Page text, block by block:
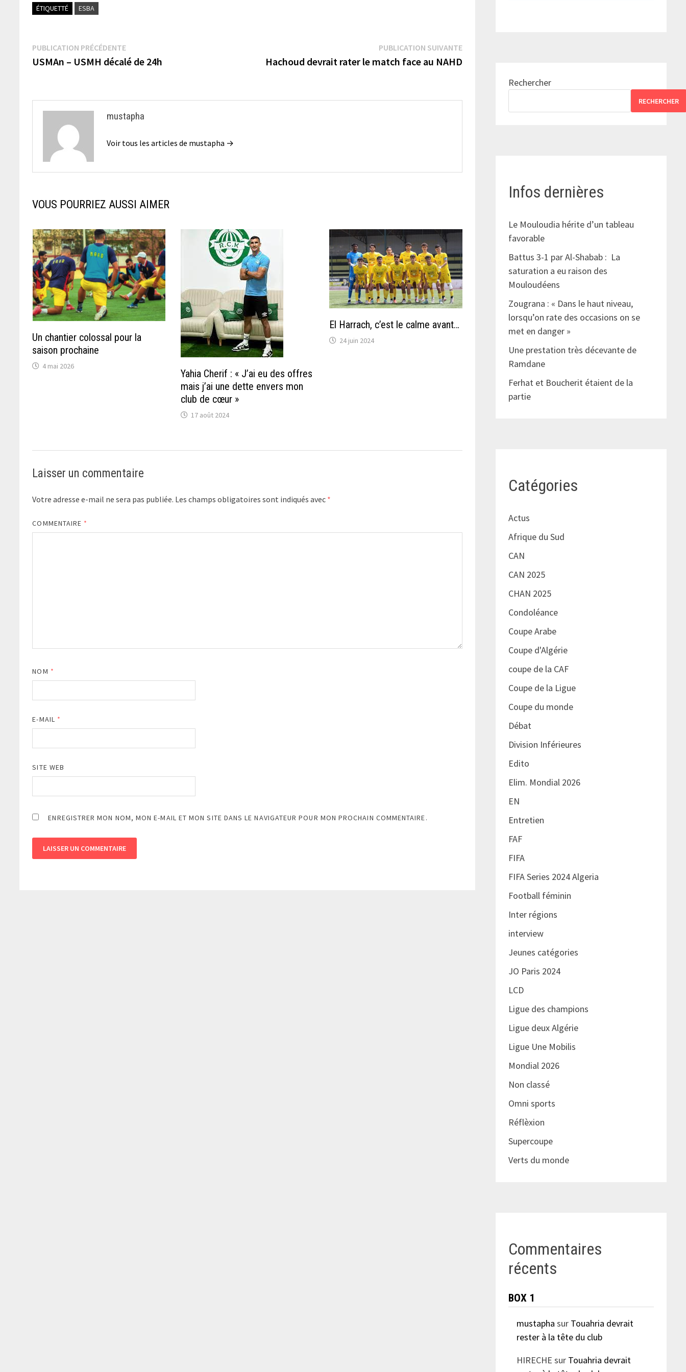
ÉTIQUETTÉ ESBA
Navigation
de
PUBLICATION PRÉCÉDENTEPublication
précédente :
USMAn – USMH décalé de 24h
PUBLICATION SUIVANTEPublication
suivante :
Hachoud devrait rater le match face au NAHD
mustapha
Voir tous les articles de mustapha →
VOUS POURRIEZ AUSSI AIMER
Un chantier colossal pour la
saison prochaine
4 mai 2026
Yahia Cherif : « J’ai eu des offres
mais j’ai une dette envers mon
club de cœur »
17 août 2024
El Harrach, c’est le calme avant…
24 juin 2024
Laisser un commentaire
Votre adresse e-mail ne sera pas publiée. Les champs obligatoires sont indiqués avec *
COMMENTAIRE *
NOM *
E-MAIL *
SITE WEB
ENREGISTRER MON NOM, MON E-MAIL ET MON SITE DANS LE NAVIGATEUR POUR MON PROCHAIN COMMENTAIRE.
Rechercher
RECHERCHER
Infos dernières
Le Mouloudia hérite d’un tableau
favorable
Battus 3-1 par Al-Shabab : La
saturation a eu raison des
Mouloudéens
Zougrana : « Dans le haut niveau,
lorsqu’on rate des occasions on se
met en danger »
Une prestation très décevante de
Ramdane
Ferhat et Boucherit étaient de la
partie
Catégories
Actus
Afrique du Sud
CAN
CAN 2025
CHAN 2025
Condoléance
Coupe Arabe
Coupe d'Algérie
coupe de la CAF
Coupe de la Ligue
Coupe du monde
Débat
Division Inférieures
Edito
Elim. Mondial 2026
EN
Entretien
FAF
FIFA
FIFA Series 2024 Algeria
Football féminin
Inter régions
interview
Jeunes catégories
JO Paris 2024
LCD
Ligue des champions
Ligue deux Algérie
Ligue Une Mobilis
Mondial 2026
Non classé
Omni sports
Réflèxion
Supercoupe
Verts du monde
Commentaires
récents
BOX 1
mustapha sur Touahria devrait
rester à la tête du club
HIRECHE sur Touahria devrait